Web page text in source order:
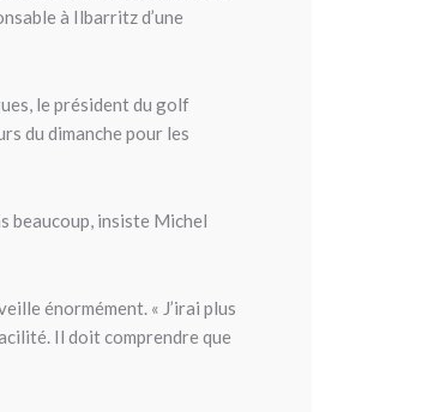
à Ilbarritz d’une
le président du golf
du dimanche pour les
beaucoup, insiste Michel
énormément. « J’irai plus
Il doit comprendre que